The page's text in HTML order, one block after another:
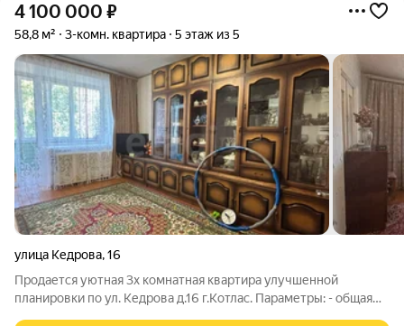
4 100 000 ₽
58,8 м² 3-комн. квартира 5 этаж из 5
улица Кедрова,16
Продается уютная 3х комнатная квартира улучшенной
планировки по ул. Кедрова д.16 г.Котлас. Параметры: - общая